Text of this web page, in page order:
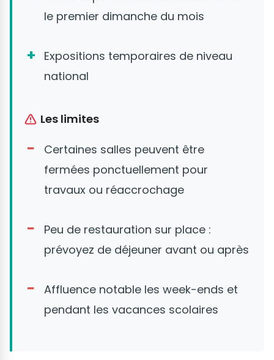
le premier dimanche du mois
Expositions temporaires de niveau
national
Les limites
Certaines salles peuvent être
fermées ponctuellement pour
travaux ou réaccrochage
Peu de restauration sur place :
prévoyez de déjeuner avant ou après
Affluence notable les week-ends et
pendant les vacances scolaires